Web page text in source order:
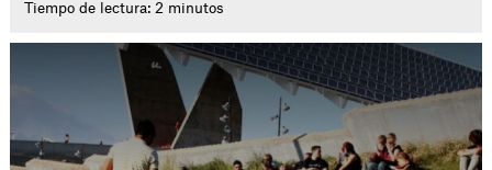
Tiempo de lectura: 2 minutos